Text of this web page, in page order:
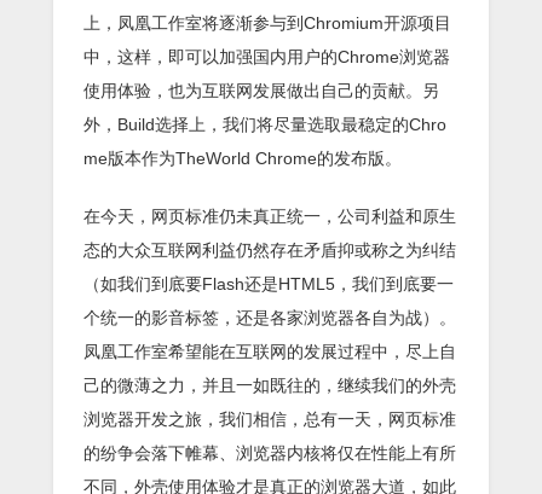
上，凤凰工作室将逐渐参与到Chromium开源项目
中，这样，即可以加强国内用户的Chrome浏览器
使用体验，也为互联网发展做出自己的贡献。另
外，Build选择上，我们将尽量选取最稳定的Chro
me版本作为TheWorld Chrome的发布版。
在今天，网页标准仍未真正统一，公司利益和原生
态的大众互联网利益仍然存在矛盾抑或称之为纠结
（如我们到底要Flash还是HTML5，我们到底要一
个统一的影音标签，还是各家浏览器各自为战）。
凤凰工作室希望能在互联网的发展过程中，尽上自
己的微薄之力，并且一如既往的，继续我们的外壳
浏览器开发之旅，我们相信，总有一天，网页标准
的纷争会落下帷幕、浏览器内核将仅在性能上有所
不同，外壳使用体验才是真正的浏览器大道，如此